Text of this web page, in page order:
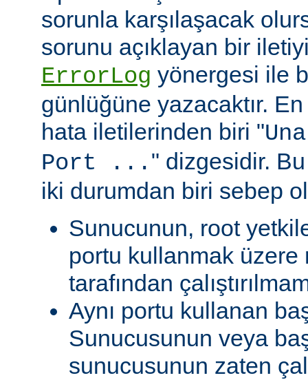
sorunla karşılaşacak
sorunu açıklayan bir
ErrorLog yönergesi ile
günlüğüne yazacaktır. En
hata iletilerinden biri "
Port ... " dizgesidir.
iki durumdan biri sebep
Sunucunun, root
portu kullanmak üzere
tarafından
Aynı portu kullanan
Sunucusunun veya
sunucusunun zaten